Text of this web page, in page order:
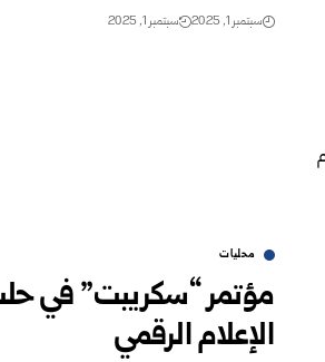
سبتمبر 1, 2025 سبتمبر 1, 2025
محليات
مؤتمر “سكريبت” في
الإعلام الرقمي